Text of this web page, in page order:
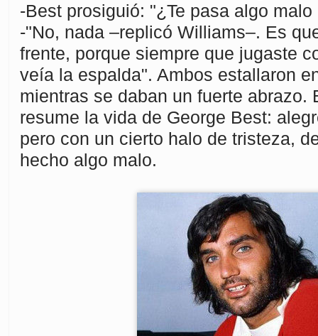
-Best prosiguió: "¿Te pasa algo
-"No, nada –replicó Williams–. Es
frente, porque siempre que jugaste
veía la espalda". Ambos estallaron
mientras se daban un fuerte abrazo.
resume la vida de George Best:
pero con un cierto halo de tristeza,
hecho algo malo.